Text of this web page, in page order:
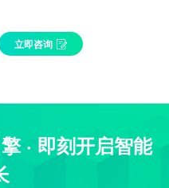
立即咨询
· 即刻开启智能